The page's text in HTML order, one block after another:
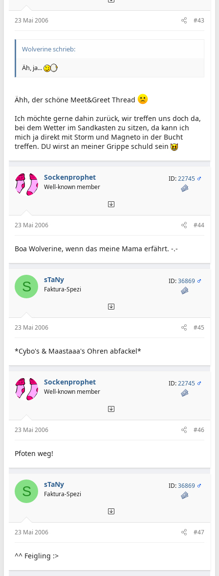
23 Mai 2006 #43
Wolverine schrieb:
Äh, ja...
Ähh, der schöne Meet&Greet Thread
Ich möchte gerne dahin zurück, wir treffen uns doch da,
bei dem Wetter im Sandkasten zu sitzen, da kann ich
mich ja direkt mit Storm und Magneto in der Bucht
treffen. DU wirst an meiner Grippe schuld sein
Sockenprophet
Well-known member
ID:22745
23 Mai 2006 #44
Boa Wolverine, wenn das meine Mama erfährt. -.-
S sTaNy
Faktura-Spezi
ID:36869
23 Mai 2006 #45
*Cybo's & Maastaaa's Ohren abfackel*
Sockenprophet
Well-known member
ID:22745
23 Mai 2006 #46
Pfoten weg!
S sTaNy
Faktura-Spezi
ID:36869
23 Mai 2006 #47
^^ Feigling :>